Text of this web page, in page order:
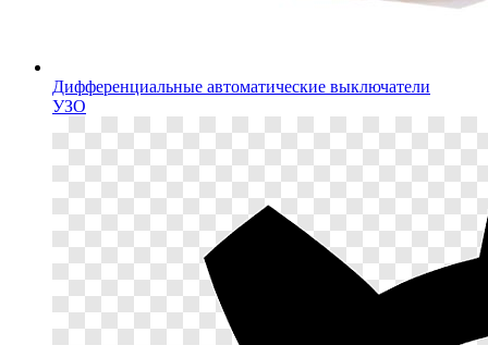
Дифференциальные автоматические выключатели
УЗО